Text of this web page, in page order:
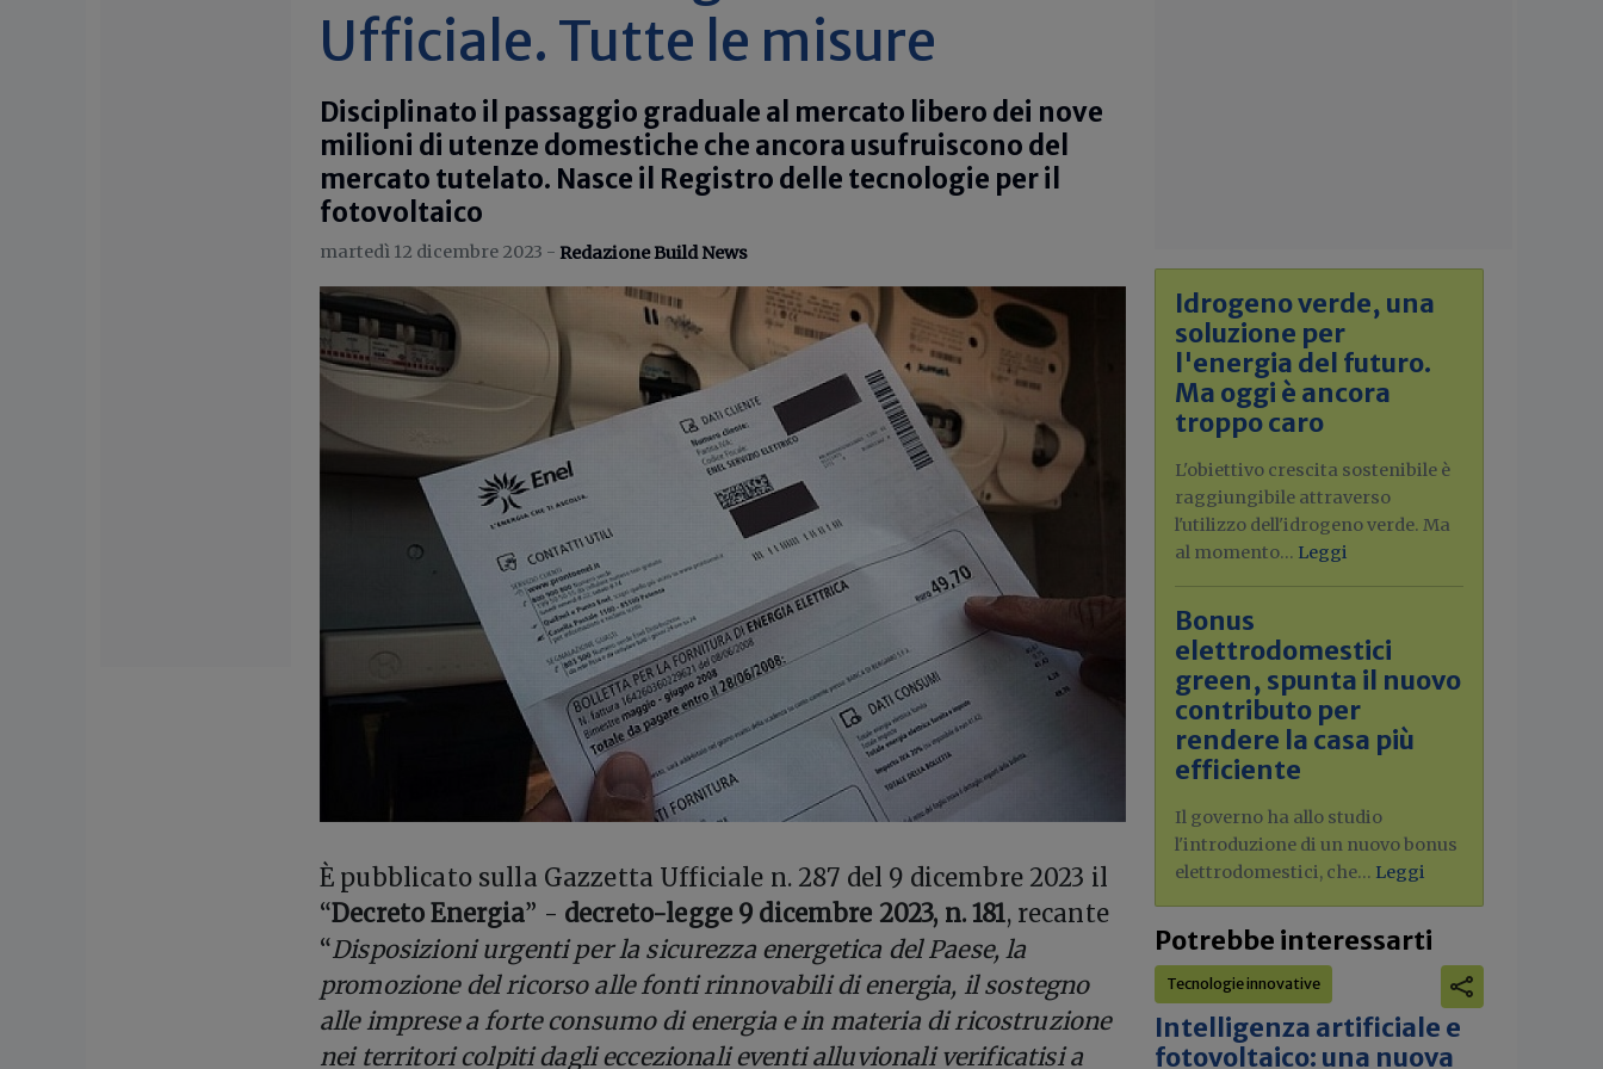
Ufficiale. Tutte le misure
Disciplinato il passaggio graduale al mercato libero dei nove
milioni di utenze domestiche che ancora usufruiscono del
mercato tutelato. Nasce il Registro delle tecnologie per il
fotovoltaico
martedì 12 dicembre 2023 - Redazione Build News
È pubblicato sulla Gazzetta Ufficiale n. 287 del 9 dicembre 2023 il
“Decreto Energia” - decreto-legge 9 dicembre 2023, n. 181, recante
“Disposizioni urgenti per la sicurezza energetica del Paese, la
promozione del ricorso alle fonti rinnovabili di energia, il sostegno
alle imprese a forte consumo di energia e in materia di ricostruzione
nei territori colpiti dagli eccezionali eventi alluvionali verificatisi a
Idrogeno verde, una
soluzione per
l'energia del futuro.
Ma oggi è ancora
troppo caro
L'obiettivo crescita sostenibile è
raggiungibile attraverso
l'utilizzo dell'idrogeno verde. Ma
al momento... Leggi
Bonus
elettrodomestici
green, spunta il nuovo
contributo per
rendere la casa più
efficiente
Il governo ha allo studio
l'introduzione di un nuovo bonus
elettrodomestici, che... Leggi
Potrebbe interessarti
Tecnologie innovative
Intelligenza artificiale e
fotovoltaico: una nuova